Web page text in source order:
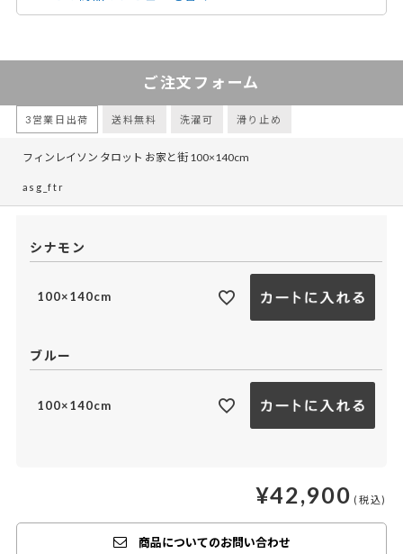
ご注文フォーム
3営業日出荷 送料無料 洗濯可 滑り止め
フィンレイソン タロット お家と街 100×140cm
asg_ftr
シナモン
100×140cm
ブルー
100×140cm
¥42,900
商品についてのお問い合わせ